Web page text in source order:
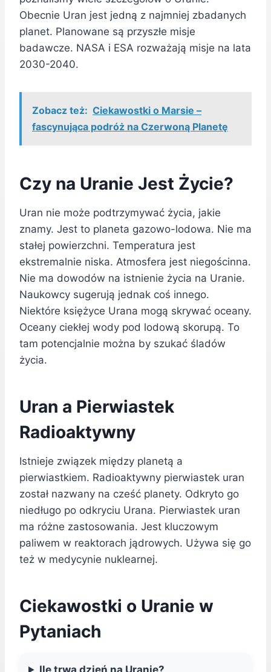
Obecnie Uran jest jedną z najmniej zbadanych
planet. Planowane są przyszłe misje
badawcze. NASA i ESA rozważają misje na lata
2030-2040.
Zobacz też: Ciekawostki o Marsie –
fascynująca podróż na Czerwoną Planetę
Czy na Uranie Jest Życie?
Uran nie może podtrzymywać życia, jakie
znamy. Jest to planeta gazowo-lodowa. Nie ma
stałej powierzchni. Temperatura jest
ekstremalnie niska. Atmosfera jest niegościnna.
Nie ma dowodów na istnienie życia na Uranie.
Naukowcy sugerują jednak coś innego.
Niektóre księżyce Urana mogą skrywać oceany.
Oceany ciekłej wody pod lodową skorupą. To
tam potencjalnie można by szukać śladów
życia.
Uran a Pierwiastek
Radioaktywny
Istnieje związek między planetą a
pierwiastkiem. Radioaktywny pierwiastek uran
został nazwany na cześć planety. Odkryto go
niedługo po odkryciu Urana. Pierwiastek uran
ma różne zastosowania. Jest kluczowym
paliwem w reaktorach jądrowych. Używa się go
też w medycynie nuklearnej.
Ciekawostki o Uranie w
Pytaniach
Ile trwa dzień na Uranie?